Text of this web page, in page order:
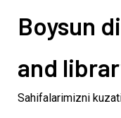
Boysun
and
Sahifalarimizni